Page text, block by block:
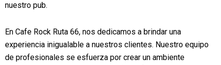
nuestro pub.
En Cafe Rock Ruta 66, nos dedicamos a brindar una
experiencia inigualable a nuestros clientes. Nuestro equipo
de profesionales se esfuerza por crear un ambiente